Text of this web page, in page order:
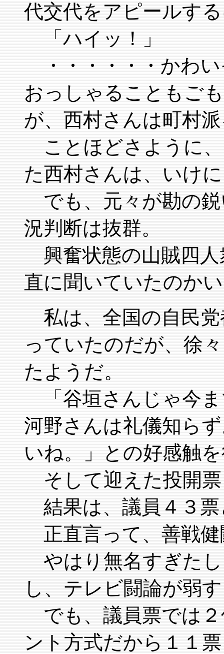
代交代をアピールす
「ハイッ！」
・・・・・・かわ
おっしゃることもご
が、西村さんは町村
ことほどさように
た西村さんは、いけ
でも、元々が勘の
況判断は抜群。
興奮状態の山賊四人
直に聞いていたのか
私は、全国の自民党
っていたのだが、徐
たようだ。
「谷垣さんじゃ今
河野さんは礼儀知ら
いね。」との好感触
そして迎えた投開
結果は、議員４３票
正直言って、善戦健
やはり無名すぎた
し、テレビ闘論が弱
でも、議員票では
ント方式だから１１